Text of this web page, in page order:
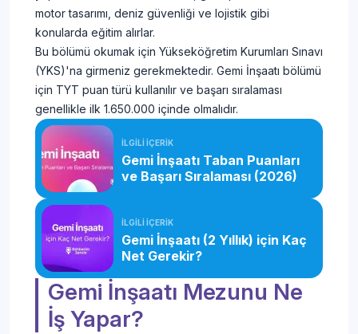
motor tasarımı, deniz güvenliği ve lojistik gibi
konularda eğitim alırlar.
Bu bölümü okumak için Yükseköğretim Kurumları Sınavı
(YKS)'na girmeniz gerekmektedir. Gemi İnşaatı bölümü
için TYT puan türü kullanılır ve başarı sıralaması
genellikle ilk 1.650.000 içinde olmalıdır.
İLGİLİ İÇERİK
Gemi İnşaatı Taban Puanları
ve Başarı Sıralaması (2026)
İLGİLİ İÇERİK
Gemi İnşaatı (2 Yıllık) için Kaç
Net Gerekir?
Gemi İnşaatı Mezunu Ne
İş Yapar?